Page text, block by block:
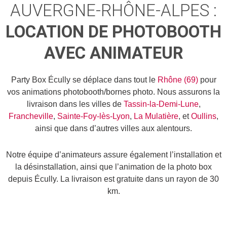
AUVERGNE-RHÔNE-ALPES :
LOCATION DE PHOTOBOOTH
AVEC ANIMATEUR
Party Box Écully se déplace dans tout le Rhône (69)pour
vos animations photobooth/bornes photo. Nous assurons la
livraison dans les villes de Tassin-la-Demi-Lune,
Francheville, Sainte-Foy-lès-Lyon, La Mulatière, etOullins,
ainsi que dans d’autres villes aux alentours.
Notre équipe d’animateurs assure également l’installation et
la désinstallation, ainsi que l’animation de la photo box
depuis Écully. La livraison est gratuite dans un rayon de 30
km.